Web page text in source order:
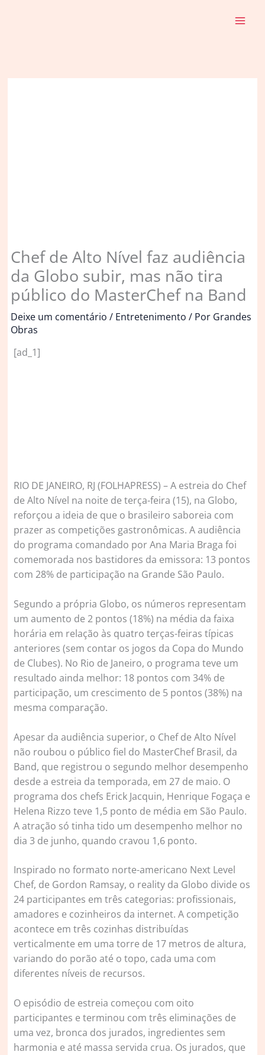
Chef de Alto Nível faz audiência
da Globo subir, mas não tira
público do MasterChef na Band
Deixe um comentário / Entretenimento / Por Grandes
Obras
[ad_1]
RIO DE JANEIRO, RJ (FOLHAPRESS) – A estreia do Chef
de Alto Nível na noite de terça-feira (15), na Globo,
reforçou a ideia de que o brasileiro saboreia com
prazer as competições gastronômicas. A audiência
do programa comandado por Ana Maria Braga foi
comemorada nos bastidores da emissora: 13 pontos
com 28% de participação na Grande São Paulo.
Segundo a própria Globo, os números representam
um aumento de 2 pontos (18%) na média da faixa
horária em relação às quatro terças-feiras típicas
anteriores (sem contar os jogos da Copa do Mundo
de Clubes). No Rio de Janeiro, o programa teve um
resultado ainda melhor: 18 pontos com 34% de
participação, um crescimento de 5 pontos (38%) na
mesma comparação.
Apesar da audiência superior, o Chef de Alto Nível
não roubou o público fiel do MasterChef Brasil, da
Band, que registrou o segundo melhor desempenho
desde a estreia da temporada, em 27 de maio. O
programa dos chefs Erick Jacquin, Henrique Fogaça e
Helena Rizzo teve 1,5 ponto de média em São Paulo.
A atração só tinha tido um desempenho melhor no
dia 3 de junho, quando cravou 1,6 ponto.
Inspirado no formato norte-americano Next Level
Chef, de Gordon Ramsay, o reality da Globo divide os
24 participantes em três categorias: profissionais,
amadores e cozinheiros da internet. A competição
acontece em três cozinhas distribuídas
verticalmente em uma torre de 17 metros de altura,
variando do porão até o topo, cada uma com
diferentes níveis de recursos.
O episódio de estreia começou com oito
participantes e terminou com três eliminações de
uma vez, bronca dos jurados, ingredientes sem
harmonia e até massa servida crua. Os jurados, que